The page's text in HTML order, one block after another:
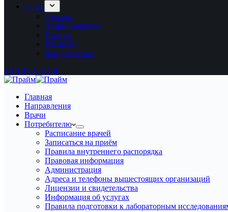
О нас
Отзывы
Акции/новости
Галерея
Вакансии
Как добраться
ЗАПИСАТЬСЯ
Главная
Направления
Врачи
Потребителю
Расписание врачей
Записаться на приём
Правила внутреннего распорядка
Правовая информация
Администрация
Адреса и телефоны вышестоящих организаций
Лицензии и свидетельства
Информация об услугах
Правила подготовки к лабораторным